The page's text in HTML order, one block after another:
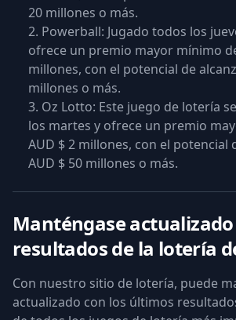
20 millones o más.
Powerball: Jugado todos los
ofrece un premio mayor mínimo
millones, con el potencial de
millones o más.
Oz Lotto: Este juego de lotería
los martes y ofrece un premio
AUD $ 2 millones, con el potencial
AUD $ 50 millones o más.
Manténgase
resultados de la lotería
Con nuestro sitio de lotería, puede
actualizado con los últimos